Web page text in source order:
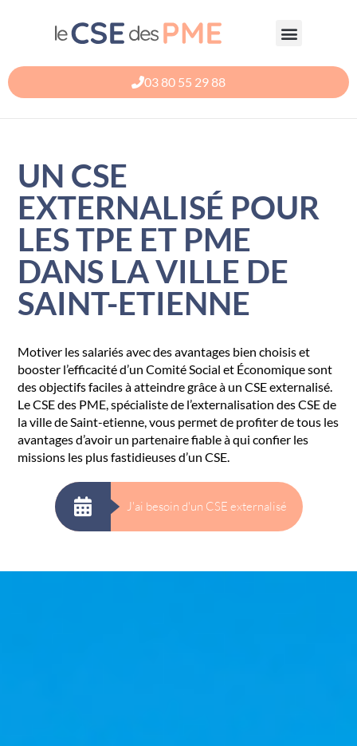
03 80 55 29 88
UN CSE
EXTERNALISÉ POUR
LES TPE ET PME
DANS LA VILLE DE
SAINT-ETIENNE
Motiver les salariés avec des avantages bien choisis et
booster l’efficacité d’un Comité Social et Économique sont
des objectifs faciles à atteindre grâce à un CSE externalisé.
Le CSE des PME, spécialiste de l’externalisation des CSE de
la ville de Saint-etienne, vous permet de profiter de tous les
avantages d’avoir un partenaire fiable à qui confier les
missions les plus fastidieuses d’un CSE.
J'ai besoin d'un CSE externalisé